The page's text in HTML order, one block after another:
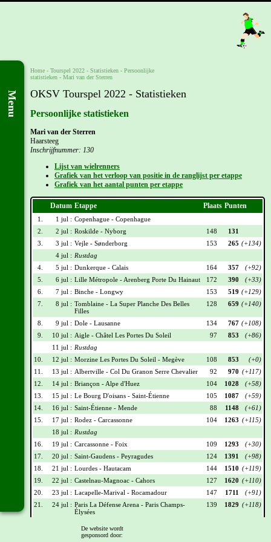
Menu
Home - Tourspel 2022 - Statistieken - Persoonlijke
statistieken - Mari van der Sterren
OKSV Tourspel 2022 - Statistieken
Persoonlijke statistieken
Mari van der Sterren
Haarsteeg
Inschrijfnummer: 130
Lijst van wielrenners
Grafiek van het verloop van positie in de ranglijst per etappe
Grafiek van het aantal punten per etappe
Datum Etappe Plaats Punten
1. 1 jul : Copenhague - Copenhague
2.
2 jul : Roskilde - Nyborg 148
131
3.
3 jul : Vejle - Sønderborg 153 265 (+134)
4 jul : Rustdag
4.
5 jul : Dunkerque - Calais 164 357
(+92)
5.
6 jul : Lille Métropole - Arenberg Porte Du Hainaut 172 390
(+33)
6.
7 jul : Binche - Longwy 153 519 (+129)
7.
8 jul : Tomblaine - La Super Planche Des Belles
Filles
128 659 (+140)
8. 9 jul : Dole - Lausanne 134 767 (+108)
9.
10 jul : Aigle - Châtel Les Portes Du Soleil 97 853
(+86)
11 jul : Rustdag
10.
12 jul : Morzine Les Portes Du Soleil - Megève 108 853
(+0)
11.
13 jul : Albertville - Col Du Granon Serre Chevalier 92 970 (+117)
12.
14 jul : Briançon - Alpe d'Huez 104 1028
(+58)
13.
15 jul : Le Bourg D'oisans - Saint-Étienne 105 1087
(+59)
14.
16 jul : Saint-Étienne - Mende 88 1148
(+61)
15.
17 jul : Rodez - Carcassonne 104 1263 (+115)
18 jul : Rustdag
16.
19 jul : Carcassonne - Foix 109 1293
(+30)
17.
20 jul : Saint-Gaudens - Peyragudes 124 1391
(+98)
18.
21 jul : Lourdes - Hautacam 144 1510 (+119)
19.
22 jul : Castelnau-Magnoac - Cahors 127 1620 (+110)
20.
23 jul : Lacapelle-Marival - Rocamadour 147 1711
(+91)
21.
24 jul : Paris La Défense Arena - Paris Champs-
Élysées
139 1829 (+118)
Wielrennerslijst
De website wordt
gesponsord door: